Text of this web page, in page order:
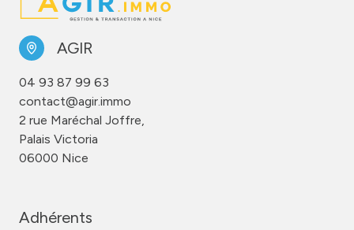
AGIR
04 93 87 99 63
contact@agir.immo
2 rue Maréchal Joffre,
Palais Victoria
06000 Nice
Adhérents